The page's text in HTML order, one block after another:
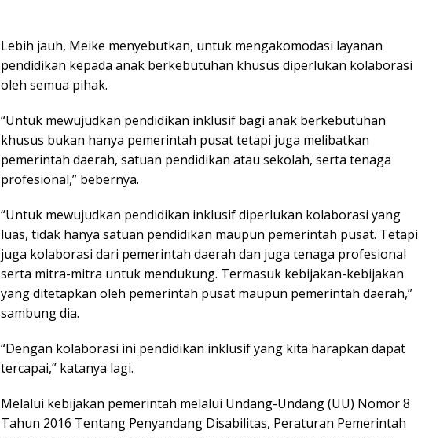
Lebih jauh, Meike menyebutkan, untuk mengakomodasi layanan
pendidikan kepada anak berkebutuhan khusus diperlukan kolaborasi
oleh semua pihak.
“Untuk mewujudkan pendidikan inklusif bagi anak berkebutuhan
khusus bukan hanya pemerintah pusat tetapi juga melibatkan
pemerintah daerah, satuan pendidikan atau sekolah, serta tenaga
profesional,” bebernya.
“Untuk mewujudkan pendidikan inklusif diperlukan kolaborasi yang
luas, tidak hanya satuan pendidikan maupun pemerintah pusat. Tetapi
juga kolaborasi dari pemerintah daerah dan juga tenaga profesional
serta mitra-mitra untuk mendukung. Termasuk kebijakan-kebijakan
yang ditetapkan oleh pemerintah pusat maupun pemerintah daerah,”
sambung dia.
“Dengan kolaborasi ini pendidikan inklusif yang kita harapkan dapat
tercapai,” katanya lagi.
Melalui kebijakan pemerintah melalui Undang-Undang (UU) Nomor 8
Tahun 2016 Tentang Penyandang Disabilitas, Peraturan Pemerintah